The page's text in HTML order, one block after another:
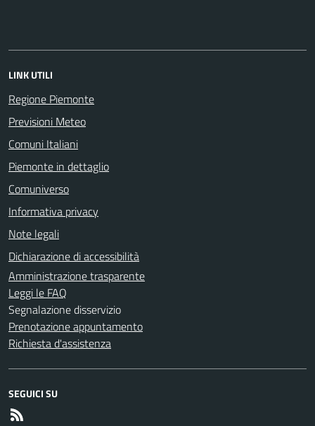
LINK UTILI
Regione Piemonte
Previsioni Meteo
Comuni Italiani
Piemonte in dettaglio
Comuniverso
Informativa privacy
Note legali
Dichiarazione di accessibilità
Amministrazione trasparente
Leggi le FAQ
Segnalazione disservizio
Prenotazione appuntamento
Richiesta d'assistenza
SEGUICI SU